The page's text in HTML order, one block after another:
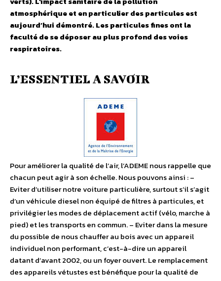
atmosphérique et en particulier des particules est
aujourd’hui démontré. Les particules fines ont la
faculté de se déposer au plus profond des voies
respiratoires.
L’ESSENTIEL A SAVOIR
Pour améliorer la qualité de l’air, l’ADEME nous rappelle que
chacun peut agir à son échelle. Nous pouvons ainsi : –
Eviter d’utiliser notre voiture particulière, surtout s’il s’agit
d’un véhicule diesel non équipé de filtres à particules, et
privilégier les modes de déplacement actif (vélo, marche à
pied) et les transports en commun. – Eviter dans la mesure
du possible de nous chauffer au bois avec un appareil
individuel non performant, c’est-à-dire un appareil
datant d’avant 2002, ou un foyer ouvert. Le remplacement
des appareils vétustes est bénéfique pour la qualité de